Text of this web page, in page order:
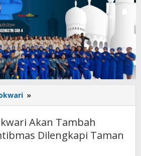
»
Manokwari
Tambah
Kampung
Akan Tambah
Dilengkapi Taman